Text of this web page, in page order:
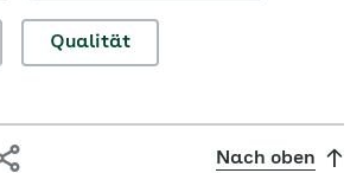
Qualität
Nach oben